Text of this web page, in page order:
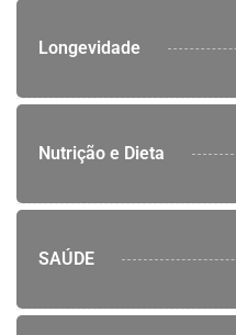
Longevidade
Nutrição e Dieta
SAÚDE